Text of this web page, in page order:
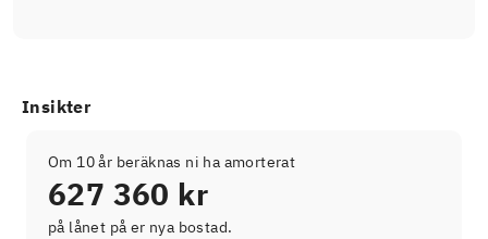
Insikter
Om 10 år beräknas ni ha amorterat
627 360 kr
på lånet på er nya bostad.